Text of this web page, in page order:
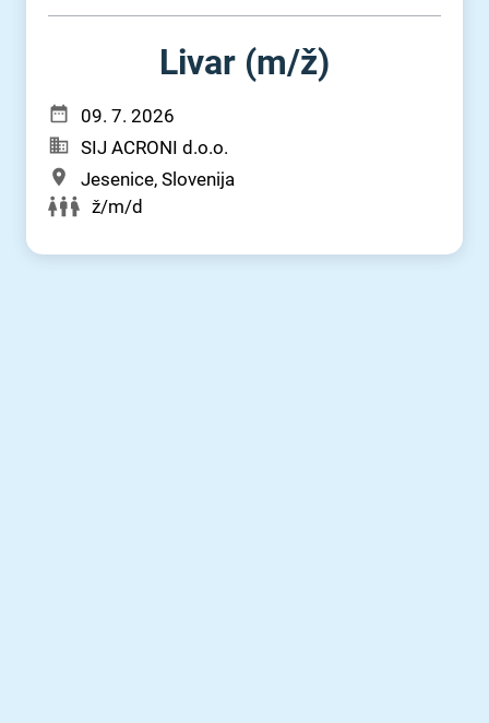
Livar (m⁠/⁠ž)
09. 7. 2026
SIJ ACRONI d.o.o.
Jesenice, Slovenija
ž/m/d